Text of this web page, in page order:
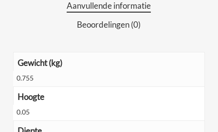
Aanvullende informatie
Beoordelingen (0)
Gewicht (kg)
0.755
Hoogte
0.05